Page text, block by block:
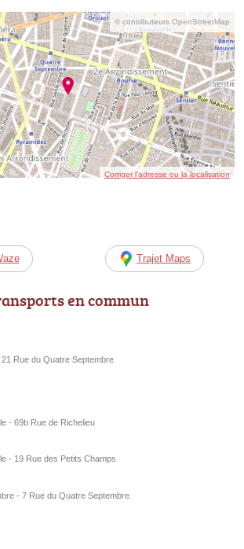
© contributeurs OpenStreetMap
Corriger l’adresse ou la localisation
Trajet Maps
en commun
Rue du Quatre Septembre
- 69b Rue de Richelieu
- 19 Rue des Petits Champs
- 7 Rue du Quatre Septembre